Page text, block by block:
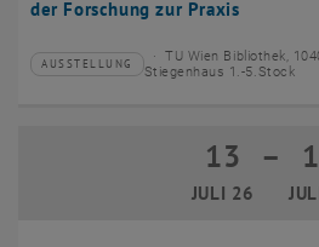
der Forschung zur Praxis
Veranstaltungstyp:
AUSSTELLUNG
Veranstaltungsort:
TU Wien Bibliothek,
Stiegenhaus 1.-5.Stock
13
JULI 26
13 Juli
–